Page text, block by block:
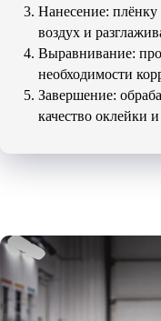
Нанесение: плёнку
воздух и
Выравнивание:
необходимости
Завершение:
качество оклейки